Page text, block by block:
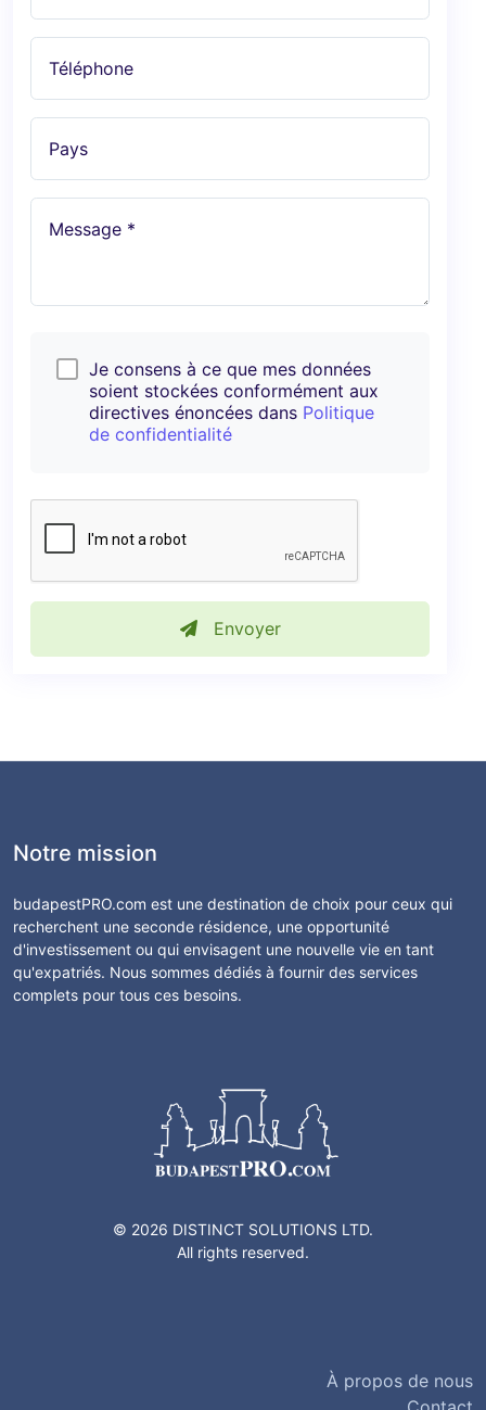
Téléphone
Pays
Message *
Je consens à ce que mes données
soient stockées conformément aux
directives énoncées dans Politique
de confidentialité
Envoyer
Notre mission
budapestPRO.com est une destination de choix pour ceux qui
recherchent une seconde résidence, une opportunité
d'investissement ou qui envisagent une nouvelle vie en tant
qu'expatriés. Nous sommes dédiés à fournir des services
complets pour tous ces besoins.
© 2026 DISTINCT SOLUTIONS LTD.
All rights reserved.
À propos de nous